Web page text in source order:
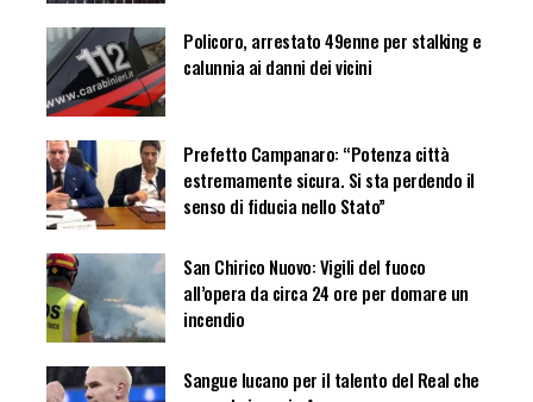
Policoro, arrestato 49enne per stalking e
calunnia ai danni dei vicini
Prefetto Campanaro: “Potenza città
estremamente sicura. Si sta perdendo il
senso di fiducia nello Stato”
San Chirico Nuovo: Vigili del fuoco
all’opera da circa 24 ore per domare un
incendio
Sangue lucano per il talento del Real che